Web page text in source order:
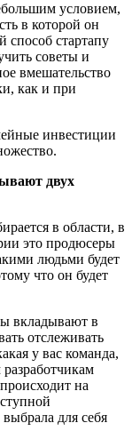
условием,
в которой он
способ стартапу
советы и
вмешательство
как и при
инвестиции
двух
в области, в
это продюсеры
людьми будет
что он будет
вкладывают в
отслеживать
у вас команда,
на
для себя